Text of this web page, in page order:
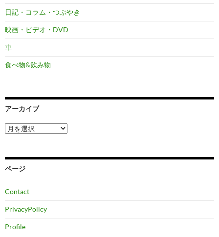
日記・コラム・つぶやき
映画・ビデオ・DVD
車
食べ物&飲み物
アーカイブ
ア
ー
ブ
ページ
Contact
PrivacyPolicy
Profile